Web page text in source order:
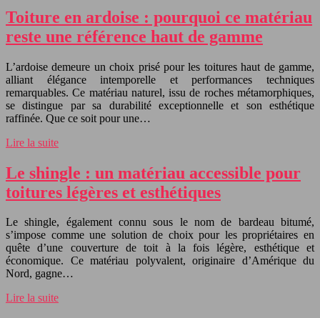
Toiture en ardoise : pourquoi ce matériau
reste une référence haut de gamme
L’ardoise demeure un choix prisé pour les toitures haut de gamme,
alliant élégance intemporelle et performances techniques
remarquables. Ce matériau naturel, issu de roches métamorphiques,
se distingue par sa durabilité exceptionnelle et son esthétique
raffinée. Que ce soit pour une…
Lire la suite
Le shingle : un matériau accessible pour
toitures légères et esthétiques
Le shingle, également connu sous le nom de bardeau bitumé,
s’impose comme une solution de choix pour les propriétaires en
quête d’une couverture de toit à la fois légère, esthétique et
économique. Ce matériau polyvalent, originaire d’Amérique du
Nord, gagne…
Lire la suite